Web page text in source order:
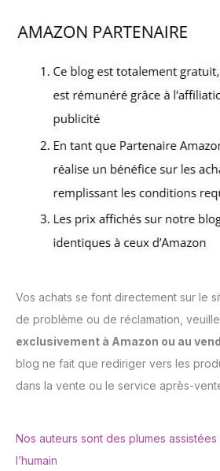
Vos achats se font directement sur le
de problème ou de réclamation,
exclusivement à Amazon ou au
blog ne fait que rediriger vers les
dans la vente ou le service après-
Nos auteurs sont des plumes
l’humain